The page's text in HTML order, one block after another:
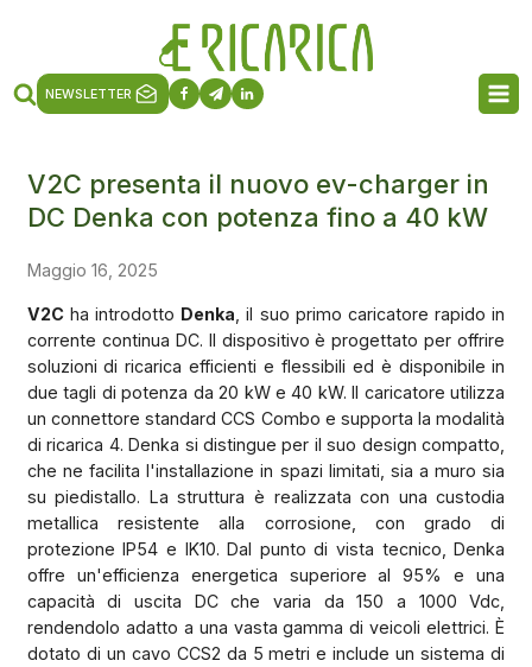
NEWSLETTER
V2C presenta il nuovo ev-charger in
DC Denka con potenza fino a 40 kW
Maggio 16, 2025
V2Cha introdotto Denka , il suo primo caricatore rapido in
corrente continua DC. Il dispositivo è progettato per offrire
soluzioni di ricarica efficienti e flessibili ed è disponibile in
due tagli di potenza da 20 kW e 40 kW. Il caricatore utilizza
un connettore standard CCS Combo e supporta la modalità
di ricarica 4. Denka si distingue per il suo design compatto,
che ne facilita l'installazione in spazi limitati, sia a muro sia
su piedistallo. La struttura è realizzata con una custodia
metallica resistente alla corrosione, con grado di
protezione IP54 e IK10. Dal punto di vista tecnico, Denka
offre un'efficienza energetica superiore al 95% e una
capacità di uscita DC che varia da 150 a 1000 Vdc,
rendendolo adatto a una vasta gamma di veicoli elettrici. È
dotato di un cavo CCS2 da 5 metri e include un sistema di